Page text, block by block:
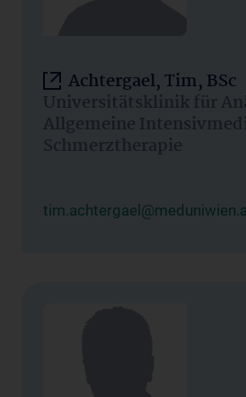
Achtergael, Tim, BSc
Universitätsklinik für
Allgemeine
Schmerztherapie